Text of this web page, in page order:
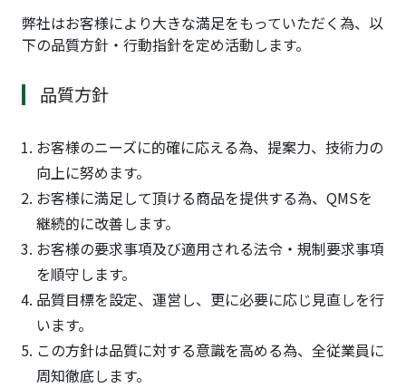
弊社はお客様により大きな満足をもっていただく為、以
下の品質方針・行動指針を定め活動します。
品質方針
お客様のニーズに的確に応える為、提案力、技術力の
向上に努めます。
お客様に満足して頂ける商品を提供する為、QMSを
継続的に改善します。
お客様の要求事項及び適用される法令・規制要求事項
を順守します。
品質目標を設定、運営し、更に必要に応じ見直しを行
います。
この方針は品質に対する意識を高める為、全従業員に
周知徹底します。